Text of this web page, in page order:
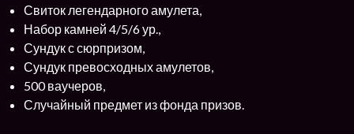
Свиток легендарного амулета,
Набор камней 4/5/6 ур.,
Сундук с сюрпризом,
Сундук превосходных амулетов,
500 ваучеров,
Случайный предмет из фонда призов.